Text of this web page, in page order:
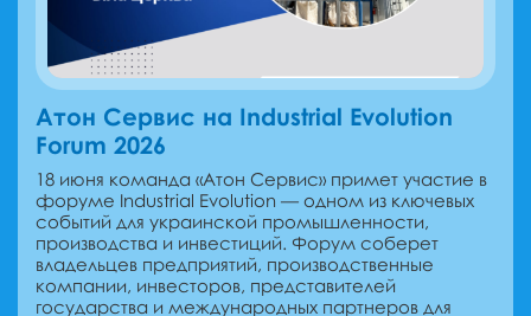
Атон Сервис на Industrial Evolution
Forum 2026
18 июня команда «Атон Сервис» примет участие в
форуме Industrial Evolution — одном из ключевых
событий для украинской промышленности,
производства и инвестиций. Форум соберет
владельцев предприятий, производственные
компании, инвесторов, представителей
государства и международных партнеров для